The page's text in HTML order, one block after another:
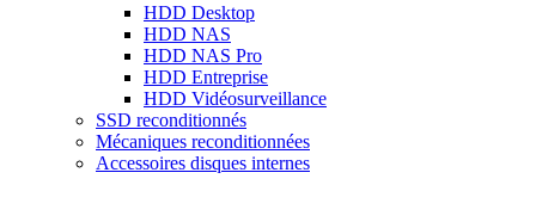
HDD Desktop
HDD NAS
HDD NAS Pro
HDD Entreprise
HDD Vidéosurveillance
SSD reconditionnés
Mécaniques reconditionnées
Accessoires disques internes